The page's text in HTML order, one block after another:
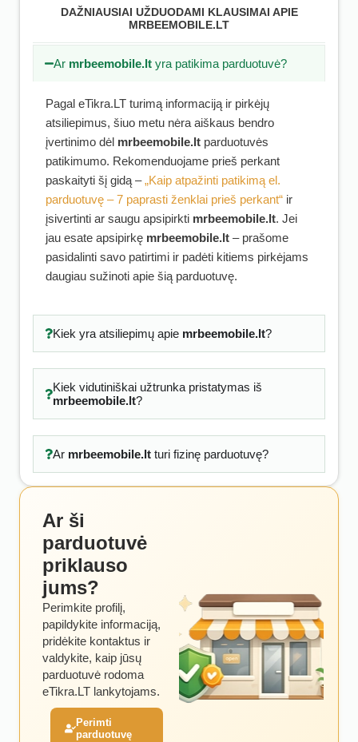
DAŽNIAUSIAI UŽDUODAMI KLAUSIMAI APIE
MRBEEMOBILE.LT
Ar mrbeemobile.lt yra patikima parduotuvė?
Pagal eTikra.LT turimą informaciją ir pirkėjų
atsiliepimus, šiuo metu nėra aiškaus bendro
įvertinimo dėl mrbeemobile.lt parduotuvės
patikimumo. Rekomenduojame prieš perkant
paskaityti šį gidą –„Kaip atpažinti patikimą el.
parduotuvę – 7 paprasti ženklai prieš perkant“ ir
įsivertinti ar saugu apsipirkti mrbeemobile.lt. Jei
jau esate apsipirkę mrbeemobile.lt – prašome
pasidalinti savo patirtimi ir padėti kitiems pirkėjams
daugiau sužinoti apie šią parduotuvę.
Kiek yra atsiliepimų apie mrbeemobile.lt?
Kiek vidutiniškai užtrunka pristatymas iš
mrbeemobile.lt?
Ar mrbeemobile.ltturi fizinę parduotuvę?
Ar ši
parduotuvė
priklauso
jums?
Perimkite profilį,
papildykite informaciją,
pridėkite kontaktus ir
valdykite, kaip jūsų
parduotuvė rodoma
eTikra.LT lankytojams.
Perimti
parduotuvę